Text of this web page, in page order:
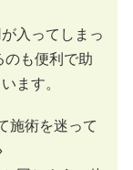
入ってしまっ
のも便利で助
ます。
施術を迷って